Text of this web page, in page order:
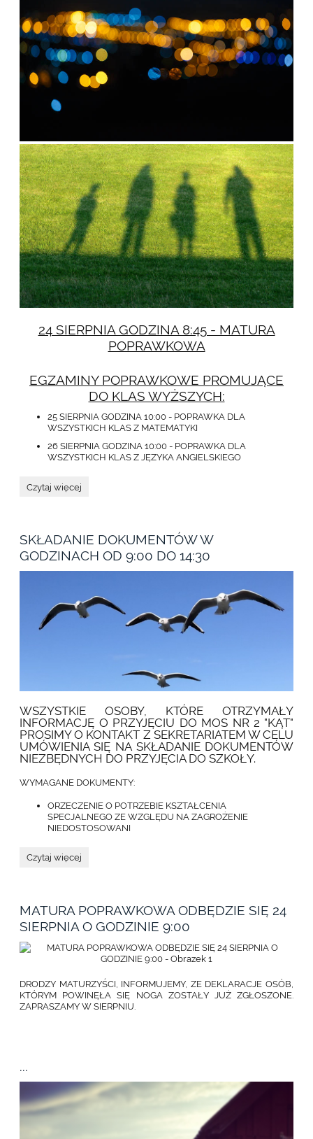
24 SIERPNIA GODZINA 8:45 - MATURA
POPRAWKOWA
EGZAMINY POPRAWKOWE PROMUJĄCE
DO KLAS WYŻSZYCH:
25 SIERPNIA GODZINA 10:00 - POPRAWKA DLA
WSZYSTKICH KLAS Z MATEMATYKI
26 SIERPNIA GODZINA 10:00 - POPRAWKA DLA
WSZYSTKICH KLAS Z JĘZYKA ANGIELSKIEGO
WAŻNE
MATURA
24
ABSOLWENTÓW)
EGZAMINY
POPRAWKOWE
Czytaj więcej
SKŁADANIE DOKUMENTÓW W
GODZINACH OD 9:00 DO 14:30
WSZYSTKIE OSOBY, KTÓRE OTRZYMAŁY
INFORMACJĘ O PRZYJĘCIU DO MOS NR 2 "KĄT"
PROSIMY O KONTAKT Z SEKRETARIATEM W CELU
UMÓWIENIA SIĘ NA SKŁADANIE DOKUMENTÓW
NIEZBĘDNYCH DO PRZYJĘCIA DO SZKOŁY.
WYMAGANE DOKUMENTY:
ORZECZENIE O POTRZEBIE KSZTAŁCENIA
SPECJALNEGO ZE WZGLĘDU NA ZAGROŻENIE
NIEDOSTOSOWANI
SKŁADANIE
9:00
DO
14:30:
Czytaj więcej
MATURA POPRAWKOWA ODBĘDZIE SIĘ 24
SIERPNIA O GODZINIE 9:00
DRODZY MATURZYŚCI, INFORMUJEMY, ZE DEKLARACJE OSÓB,
KTÓRYM POWINĘŁA SIĘ NOGA ZOSTAŁY JUŻ ZGŁOSZONE.
ZAPRASZAMY W SIERPNIU.
...